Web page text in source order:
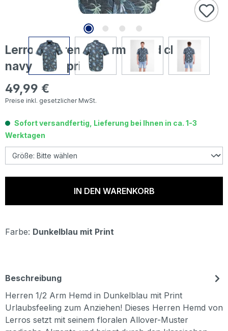
Lerros Herren 1/2 Arm Hemd classic
navy floral printed
Regulärer Preis:
49,99 €
Preise inkl. gesetzlicher MwSt.
Sofort versandfertig, Lieferung bei Ihnen in ca. 1-3
Werktagen
IN DEN WARENKORB
Farbe: Dunkelblau mit Print
Beschreibung
Herren 1/2 Arm Hemd in Dunkelblau mit Print
Urlaubsfeeling zum Anziehen! Dieses Herren Hemd von
Lerros setzt mit seinem floralen Allover-Muster